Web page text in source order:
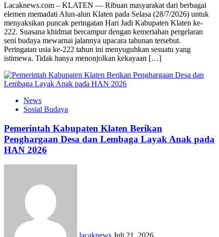
Lacaknews.com – KLATEN — Ribuan masyarakat dari berbagai
elemen memadati Alun-alun Klaten pada Selasa (28/7/2026) untuk
menyaksikan puncak peringatan Hari Jadi Kabupaten Klaten ke-
222. Suasana khidmat bercampur dengan kemeriahan pergelaran
seni budaya mewarnai jalannya upacara tahunan tersebut.
Peringatan usia ke-222 tahun ini menyuguhkan sesuatu yang
istimewa. Tidak hanya menonjolkan kekayaan […]
News
Sosial Budaya
Pemerintah Kabupaten Klaten Berikan
Penghargaan Desa dan Lembaga Layak Anak pada
HAN 2026